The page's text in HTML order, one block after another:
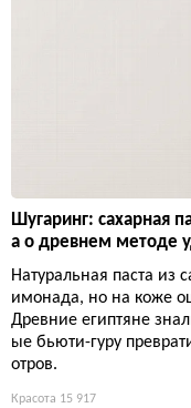
Шугаринг: сахарная
а о древнем методе
Натуральная паста из
имонада, но на коже
Древние египтяне
ые бьюти-гуру
отров.
Красота 15 917